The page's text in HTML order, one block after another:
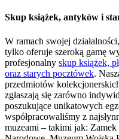
Skup książek, antyków i
W ramach swojej
tylko oferuje szeroką gamę
profesjonalny skup książek,
oraz starych pocztówek.
przedmiotów
zgłaszają się zarówno
poszukujące unikatowych
współpracowaliśmy z
muzeami – takimi jak: